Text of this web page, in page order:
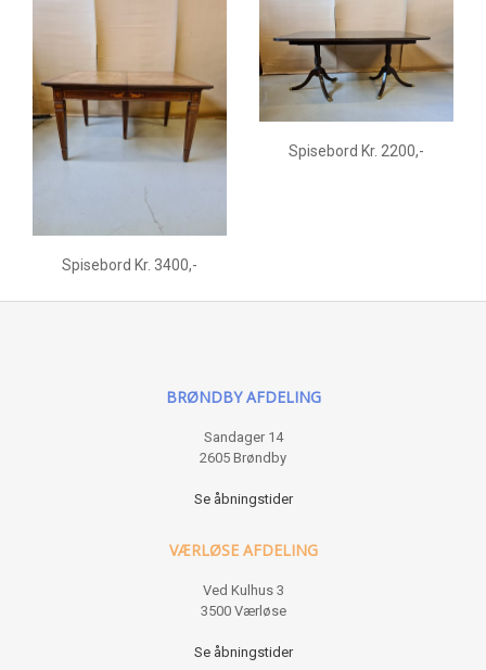
Spisebord Kr. 3400,-
Spisebord Kr. 2200,-
BRØNDBY AFDELING
Sandager 14
2605 Brøndby
Se åbningstider
VÆRLØSE AFDELING
Ved Kulhus 3
3500 Værløse
Se åbningstider